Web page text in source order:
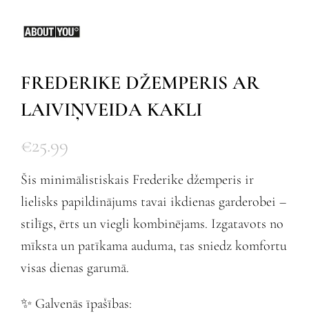
FREDERIKE DŽEMPERIS AR
LAIVIŅVEIDA KAKLI
€25.99
Šis minimālistiskais Frederike džemperis ir
lielisks papildinājums tavai ikdienas garderobei –
stilīgs, ērts un viegli kombinējams. Izgatavots no
mīksta un patīkama auduma, tas sniedz komfortu
visas dienas garumā.
✨ Galvenās īpašības: